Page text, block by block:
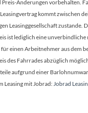
Preis-Änderungen vorbehalten.
kommt zwischen
Leasinggesellschaft zustande.
ist lediglich eine unverbindliche
einen Arbeitnehmer aus dem
des Fahrrades abzüglich
aufgrund einer
Leasing mit Jobrad:Jobrad